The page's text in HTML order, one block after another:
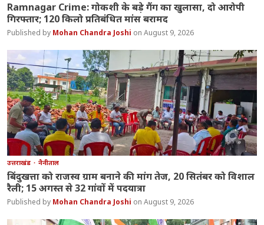
Ramnagar Crime: गोकशी के बड़े गैंग का खुलासा, दो आरोपी
गिरफ्तार; 120 किलो प्रतिबंधित मांस बरामद
Mohan Chandra Joshi August 9, 2026
उत्तराखंड नैनीताल
बिंदुखत्ता को राजस्व ग्राम बनाने की मांग तेज, 20 सितंबर को विशाल
रैली; 15 अगस्त से 32 गांवों में पदयात्रा
Mohan Chandra Joshi August 9, 2026